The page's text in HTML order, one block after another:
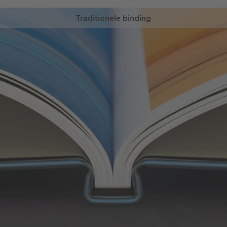
Traditionele binding
Kies voor een traditionele binding voor een
originele uitstaling. De bladzijdes worden met